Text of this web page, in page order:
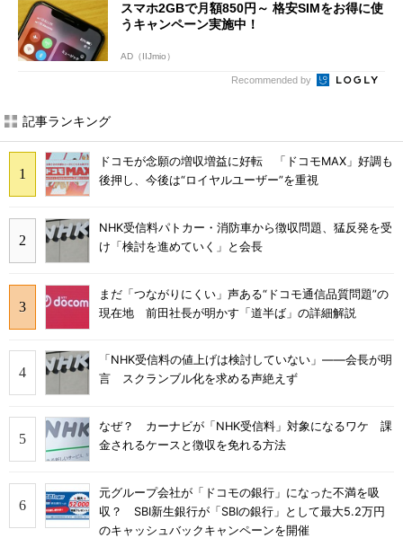
スマホ2GBで月額850円～ 格安SIMをお得に使
うキャンペーン実施中！
AD（IIJmio）
Recommended by
記事ランキング
ドコモが念願の増収増益に好転 「ドコモMAX」好調も
後押し、今後は“ロイヤルユーザー”を重視
NHK受信料パトカー・消防車から徴収問題、猛反発を受
け「検討を進めていく」と会長
まだ「つながりにくい」声ある“ドコモ通信品質問題”の
現在地 前田社長が明かす「道半ば」の詳細解説
「NHK受信料の値上げは検討していない」――会長が明
言 スクランブル化を求める声絶えず
なぜ？ カーナビが「NHK受信料」対象になるワケ 課
金されるケースと徴収を免れる方法
元グループ会社が「ドコモの銀行」になった不満を吸
収？ SBI新生銀行が「SBIの銀行」として最大5.2万円
のキャッシュバックキャンペーンを開催